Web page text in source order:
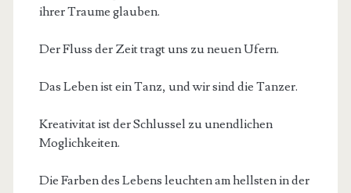
ihrer Traume glauben.
Der Fluss der Zeit tragt uns zu neuen Ufern.
Das Leben ist ein Tanz, und wir sind die Tanzer.
Kreativitat ist der Schlussel zu unendlichen
Moglichkeiten.
Die Farben des Lebens leuchten am hellsten in der